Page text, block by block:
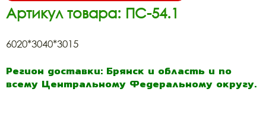
Артикул товара: ПС-54.1
6020*3040*3015
Регион доставки: Брянск и область и по
всему Центральному Федеральному округу.